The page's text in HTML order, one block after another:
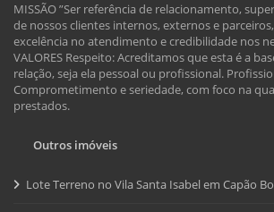
MISSÃO ”Ser referência de relacionamento,
de nossos clientes internos, externos e
excelência no atendimento e credibilidade nos
VALORES Respeito: Acreditamos que esta é a
relação, seja ela pessoal ou profissional.
Comprometimento e seriedade, com foco na
prestados.
Outros imóveis
Lote Terreno no Vila Santa Isabel em Capão